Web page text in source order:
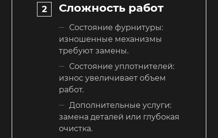
Сложность работ
Состояние фурнитуры:
изношенные механизмы
требуют замены.
Состояние уплотнителей:
износ увеличивает объем
работ.
Дополнительные услуги:
замена деталей или глубокая
очистка.